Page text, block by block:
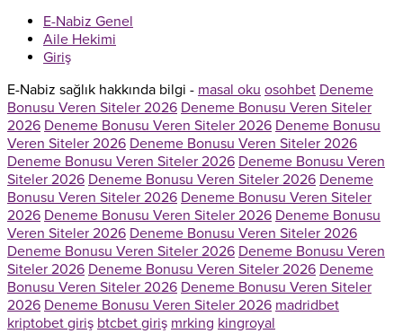
E-Nabiz Genel
Aile Hekimi
Giriş
E-Nabiz sağlık hakkında bilgi - masal oku osohbet Deneme
Bonusu Veren Siteler 2026 Deneme Bonusu Veren Siteler
2026 Deneme Bonusu Veren Siteler 2026 Deneme Bonusu
Veren Siteler 2026 Deneme Bonusu Veren Siteler 2026
Deneme Bonusu Veren Siteler 2026 Deneme Bonusu Veren
Siteler 2026 Deneme Bonusu Veren Siteler 2026 Deneme
Bonusu Veren Siteler 2026 Deneme Bonusu Veren Siteler
2026 Deneme Bonusu Veren Siteler 2026 Deneme Bonusu
Veren Siteler 2026 Deneme Bonusu Veren Siteler 2026
Deneme Bonusu Veren Siteler 2026 Deneme Bonusu Veren
Siteler 2026 Deneme Bonusu Veren Siteler 2026 Deneme
Bonusu Veren Siteler 2026 Deneme Bonusu Veren Siteler
2026 Deneme Bonusu Veren Siteler 2026 madridbet
kriptobet giriş btcbet giriş mrking kingroyal